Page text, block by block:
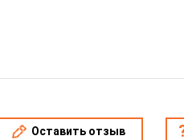
Оставить отзыв